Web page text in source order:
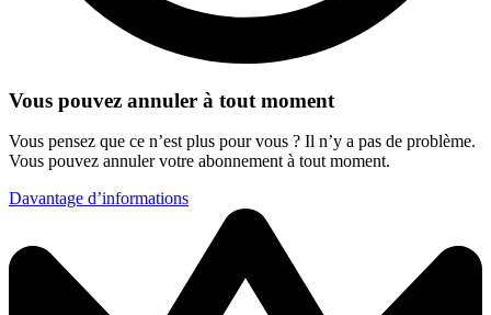
Vous pouvez annuler à tout moment
Vous pensez que ce n’est plus pour vous ? Il n’y a pas de problème.
Vous pouvez annuler votre abonnement à tout moment.
Davantage d’informations